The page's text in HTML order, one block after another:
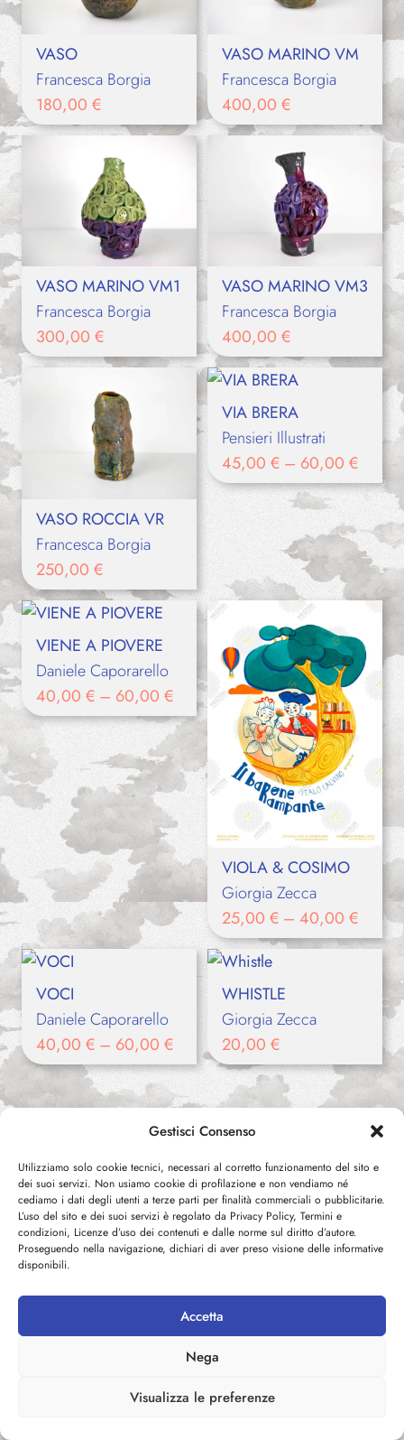
Gestisci Consenso
Utilizziamo solo cookie tecnici, necessari al corretto funzionamento del sito e
dei suoi servizi. Non usiamo cookie di profilazione e non vendiamo né
cediamo i dati degli utenti a terze parti per finalità commerciali o pubblicitarie.
L’uso del sito e dei suoi servizi è regolato da Privacy Policy, Termini e
condizioni, Licenze d’uso dei contenuti e dalle norme sul diritto d’autore.
Proseguendo nella navigazione, dichiari di aver preso visione delle informative
disponibili.
Accetta
Nega
Visualizza le preferenze
VASO
Francesca Borgia
180,00 €
VASO MARINO VM
Francesca Borgia
400,00 €
VASO MARINO VM1
Francesca Borgia
300,00 €
VASO MARINO VM3
Francesca Borgia
400,00 €
VASO ROCCIA VR
Francesca Borgia
250,00 €
VIA BRERA
Pensieri Illustrati
45,00 € – 60,00 €
VIENE A PIOVERE
Daniele Caporarello
40,00 € – 60,00 €
VIOLA & COSIMO
Giorgia Zecca
25,00 € – 40,00 €
VOCI
Daniele Caporarello
40,00 € – 60,00 €
WHISTLE
Giorgia Zecca
20,00 €
La testata giornalistica
attesa di delibera